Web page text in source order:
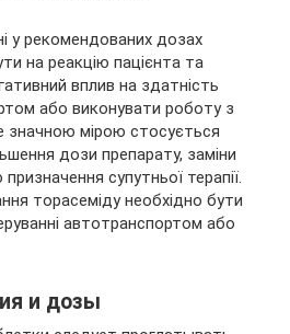
у рекомендованих дозах
на реакцію пацієнта та
вплив на здатність
або виконувати роботу з
значною мірою стосується
дози препарату, заміни
супутньої терапії.
торасеміду необхідно бути
автотранспортом або
и дозы